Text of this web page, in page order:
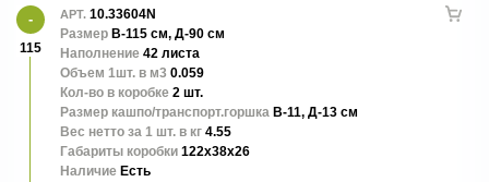
кашпо.
115
АРТ. 10.33604N
Размер В-115 см, Д-90 см
Наполнение 42 листа
Объем 1шт. в м3 0.059
Кол-во в коробке 2 шт.
Размер кашпо/транспорт.горшка В-11, Д-13 см
Вес нетто за 1 шт. в кг 4.55
Габариты коробки 122x38x26
Наличие Есть